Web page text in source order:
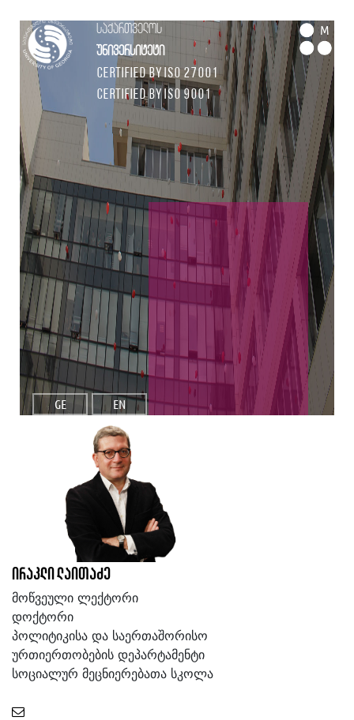
საქართველოს
უნივერსიტეტი
Certified by ISO 27001
Certified by ISO 9001
M
GE EN
ირაკლი ლაითაძე
მოწვეული ლექტორი
დოქტორი
პოლიტიკისა და საერთაშორისო
ურთიერთობების დეპარტამენტი
სოციალურ მეცნიერებათა სკოლა